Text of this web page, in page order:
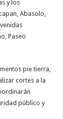
y los
Abasolo,
Paseo
pie tierra,
cortes a la
público y